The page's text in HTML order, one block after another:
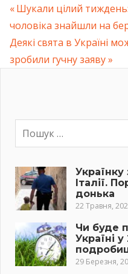
Навігація
записів
Previous
Post:
Шукали цілий тиждень:
чоловіка знайшли на
Next
Post:
Деякі свята в Україні
зробили гучну заяву
Італії.
донька
22 Травня,
Чи буде
Україні у
29 Березня,